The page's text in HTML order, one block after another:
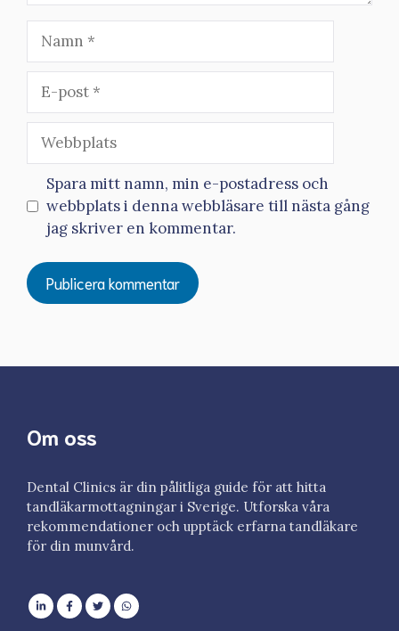
post
Webbplats
Spara mitt namn, min e-postadress och
webbplats i denna webbläsare till nästa gång
jag skriver en kommentar.
Om oss
Dental Clinics är din pålitliga guide för att hitta
tandläkarmottagningar i Sverige. Utforska våra
rekommendationer och upptäck erfarna tandläkare
för din munvård.